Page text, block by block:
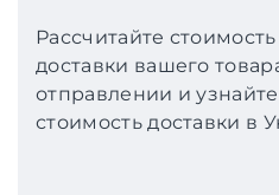
Рассчитайте
доставки вашего
отправлении и
стоимость доставки в